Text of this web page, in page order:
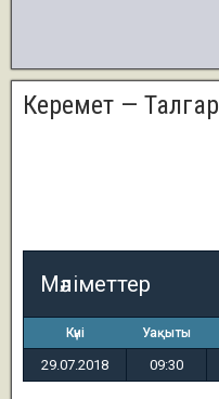
Керемет — Талгар
Мәліметтер
Күні Уақыты
29.07.2018 09:30